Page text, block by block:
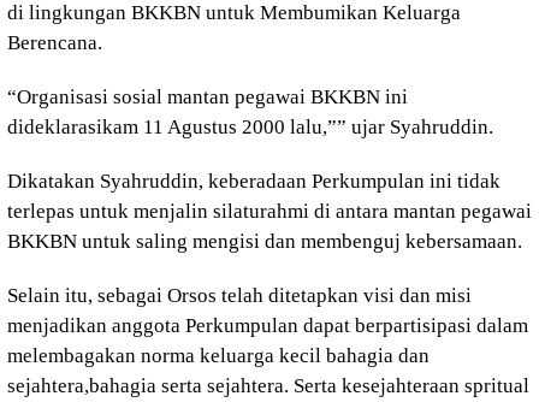
di lingkungan BKKBN untuk Membumikan Keluarga
Berencana.
“Organisasi sosial mantan pegawai BKKBN ini
dideklarasikam 11 Agustus 2000 lalu,”” ujar Syahruddin.
Dikatakan Syahruddin, keberadaan Perkumpulan ini tidak
terlepas untuk menjalin silaturahmi di antara mantan pegawai
BKKBN untuk saling mengisi dan membenguj kebersamaan.
Selain itu, sebagai Orsos telah ditetapkan visi dan misi
menjadikan anggota Perkumpulan dapat berpartisipasi dalam
melembagakan norma keluarga kecil bahagia dan
sejahtera,bahagia serta sejahtera. Serta kesejahteraan spritual